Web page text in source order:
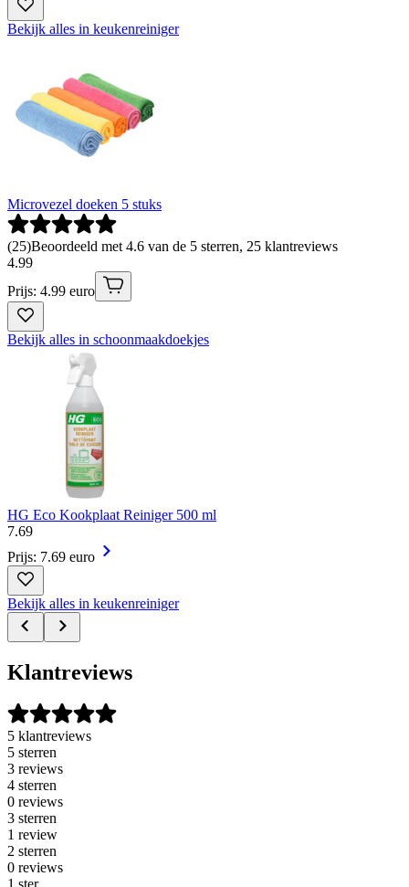
Bekijk alles in keukenreiniger
Microvezel doeken 5 stuks
(25)Beoordeeld met 4.6 van de 5 sterren, 25 klantreviews
4.99
Prijs: 4.99 euro
Bekijk alles in schoonmaakdoekjes
HG Eco Kookplaat Reiniger 500 ml
7.69
Prijs: 7.69 euro
Bekijk alles in keukenreiniger
Klantreviews
5 klantreviews
5 sterren
3 reviews
4 sterren
0 reviews
3 sterren
1 review
2 sterren
0 reviews